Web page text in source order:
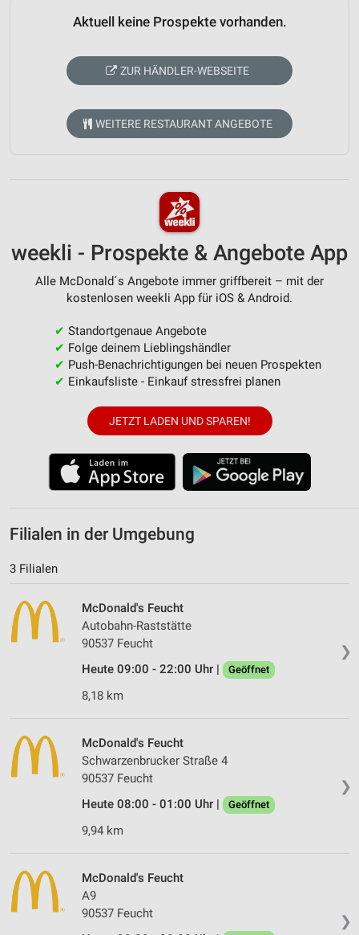
Aktuell keine Prospekte vorhanden.
ZUR HÄNDLER-WEBSEITE
WEITERE RESTAURANT ANGEBOTE
weekli - Prospekte & Angebote App
Alle McDonald´s Angebote immer griffbereit – mit der
kostenlosen weekli App für iOS & Android.
✔ Standortgenaue Angebote
✔ Folge deinem Lieblingshändler
✔ Push-Benachrichtigungen bei neuen Prospekten
✔ Einkaufsliste - Einkauf stressfrei planen
JETZT LADEN UND SPAREN!
Filialen in der Umgebung
3 Filialen
❯
McDonald's Feucht
Autobahn-Raststätte
90537 Feucht
Heute 09:00 - 22:00 Uhr |
Geöffnet
8,18 km
❯
McDonald's Feucht
Schwarzenbrucker Straße 4
90537 Feucht
Heute 08:00 - 01:00 Uhr |
Geöffnet
9,94 km
❯
McDonald's Feucht
A9
90537 Feucht